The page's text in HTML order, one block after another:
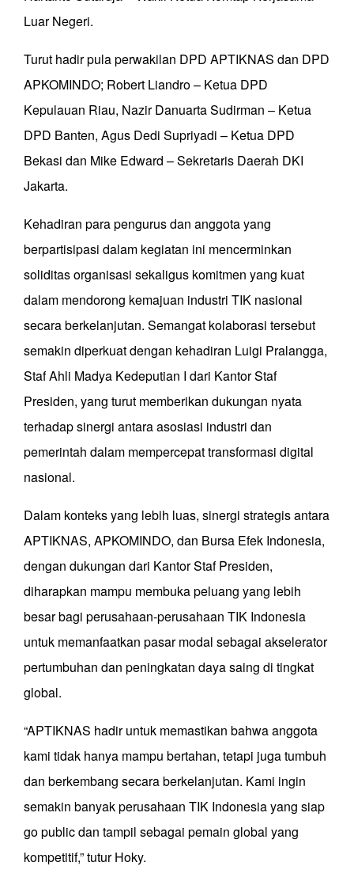
Luar Negeri.
Turut hadir pula perwakilan DPD APTIKNAS dan DPD
APKOMINDO; Robert Liandro – Ketua DPD
Kepulauan Riau, Nazir Danuarta Sudirman – Ketua
DPD Banten, Agus Dedi Supriyadi – Ketua DPD
Bekasi dan Mike Edward – Sekretaris Daerah DKI
Jakarta.
Kehadiran para pengurus dan anggota yang
berpartisipasi dalam kegiatan ini mencerminkan
soliditas organisasi sekaligus komitmen yang kuat
dalam mendorong kemajuan industri TIK nasional
secara berkelanjutan. Semangat kolaborasi tersebut
semakin diperkuat dengan kehadiran Luigi Pralangga,
Staf Ahli Madya Kedeputian I dari Kantor Staf
Presiden, yang turut memberikan dukungan nyata
terhadap sinergi antara asosiasi industri dan
pemerintah dalam mempercepat transformasi digital
nasional.
Dalam konteks yang lebih luas, sinergi strategis antara
APTIKNAS, APKOMINDO, dan Bursa Efek Indonesia,
dengan dukungan dari Kantor Staf Presiden,
diharapkan mampu membuka peluang yang lebih
besar bagi perusahaan-perusahaan TIK Indonesia
untuk memanfaatkan pasar modal sebagai akselerator
pertumbuhan dan peningkatan daya saing di tingkat
global.
“APTIKNAS hadir untuk memastikan bahwa anggota
kami tidak hanya mampu bertahan, tetapi juga tumbuh
dan berkembang secara berkelanjutan. Kami ingin
semakin banyak perusahaan TIK Indonesia yang siap
go public dan tampil sebagai pemain global yang
kompetitif,” tutur Hoky.